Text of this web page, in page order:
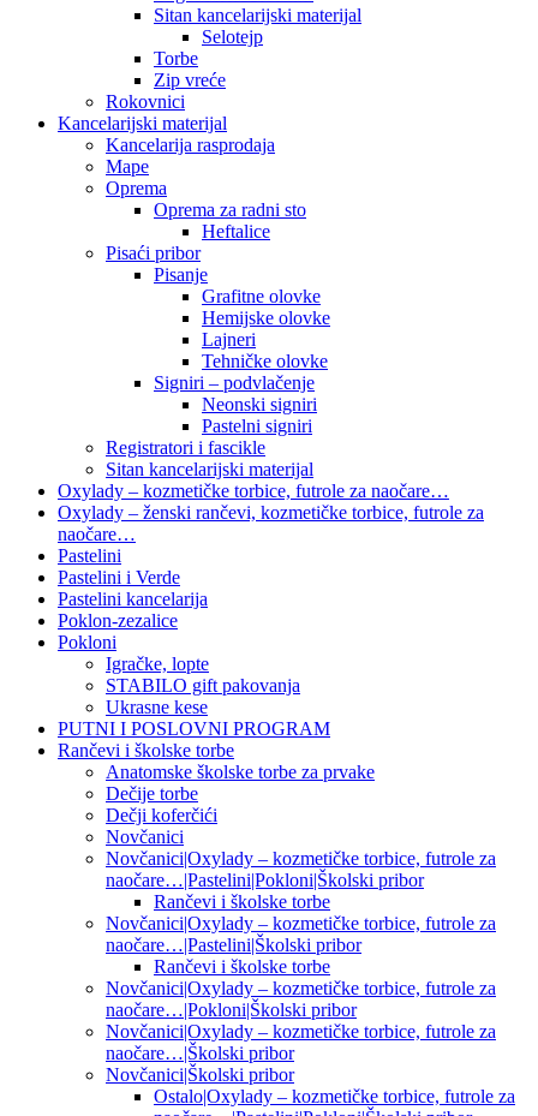
Sitan kancelarijski materijal
Selotejp
Torbe
Zip vreće
Rokovnici
Kancelarijski materijal
Kancelarija rasprodaja
Mape
Oprema
Oprema za radni sto
Heftalice
Pisaći pribor
Pisanje
Grafitne olovke
Hemijske olovke
Lajneri
Tehničke olovke
Signiri – podvlačenje
Neonski signiri
Pastelni signiri
Registratori i fascikle
Sitan kancelarijski materijal
Oxylady – kozmetičke torbice, futrole za naočare…
Oxylady – ženski rančevi, kozmetičke torbice, futrole za
naočare…
Pastelini
Pastelini i Verde
Pastelini kancelarija
Poklon-zezalice
Pokloni
Igračke, lopte
STABILO gift pakovanja
Ukrasne kese
PUTNI I POSLOVNI PROGRAM
Rančevi i školske torbe
Anatomske školske torbe za prvake
Dečije torbe
Dečji koferčići
Novčanici
Novčanici|Oxylady – kozmetičke torbice, futrole za
naočare…|Pastelini|Pokloni|Školski pribor
Rančevi i školske torbe
Novčanici|Oxylady – kozmetičke torbice, futrole za
naočare…|Pastelini|Školski pribor
Rančevi i školske torbe
Novčanici|Oxylady – kozmetičke torbice, futrole za
naočare…|Pokloni|Školski pribor
Novčanici|Oxylady – kozmetičke torbice, futrole za
naočare…|Školski pribor
Novčanici|Školski pribor
Ostalo|Oxylady – kozmetičke torbice, futrole za